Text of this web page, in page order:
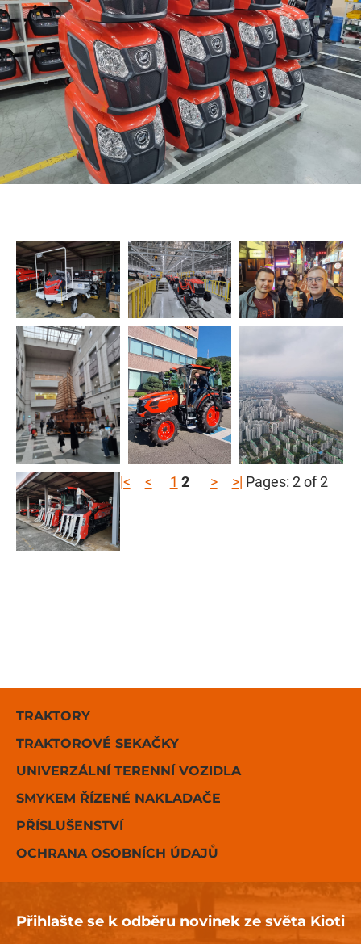
|< < 1 2 > >| Pages: 2 of 2
TRAKTORY
TRAKTOROVÉ SEKAČKY
UNIVERZÁLNÍ TERENNÍ VOZIDLA
SMYKEM ŘÍZENÉ NAKLADAČE
PŘÍSLUŠENSTVÍ
OCHRANA OSOBNÍCH ÚDAJŮ
Přihlašte se k odběru novinek ze světa Kioti